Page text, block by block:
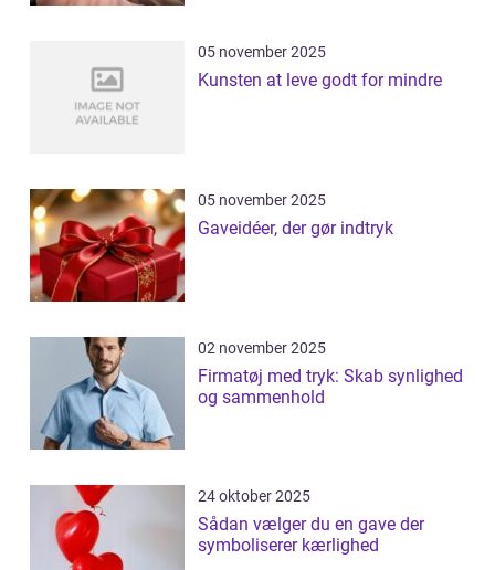
05 november 2025
Kunsten at leve godt for mindre
05 november 2025
Gaveidéer, der gør indtryk
02 november 2025
Firmatøj med tryk: Skab synlighed
og sammenhold
24 oktober 2025
Sådan vælger du en gave der
symboliserer kærlighed